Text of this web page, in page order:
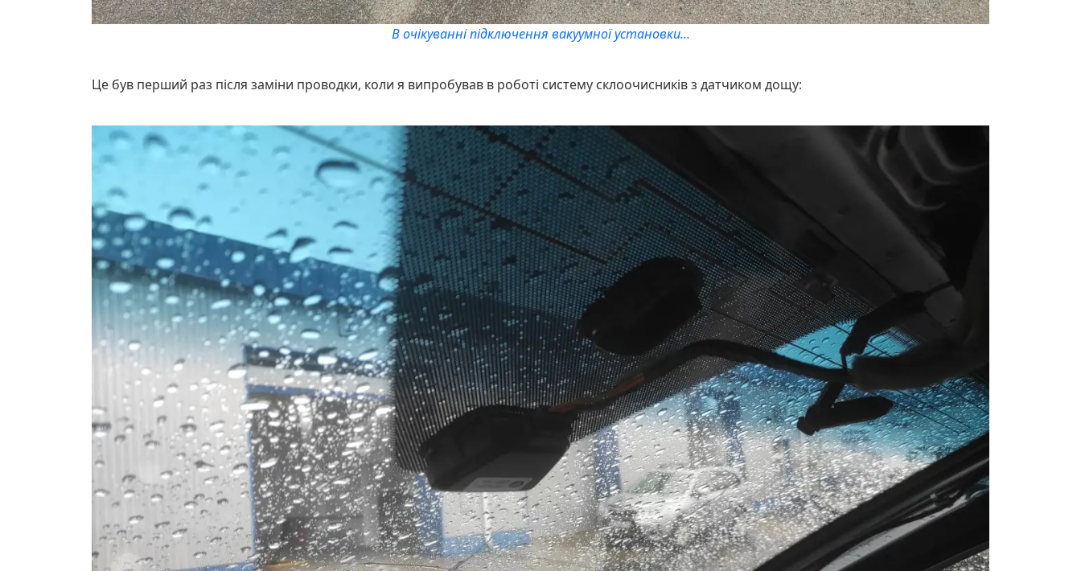
В очікуванні підключення вакуумної установки...
Це був перший раз після заміни проводки, коли я випробував в роботі систему склоочисників з датчиком дощу: